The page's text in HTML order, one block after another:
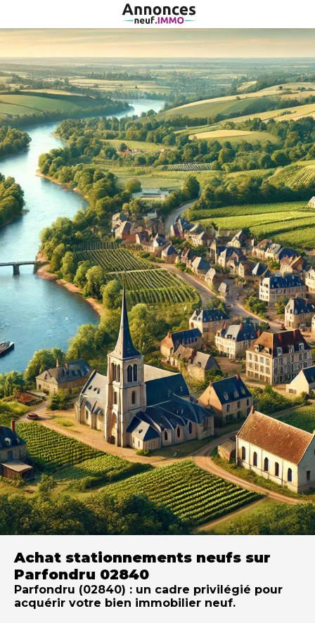
Achat stationnements neufs sur
Parfondru 02840
Parfondru (02840) : un cadre privilégié pour
acquérir votre bien immobilier neuf.